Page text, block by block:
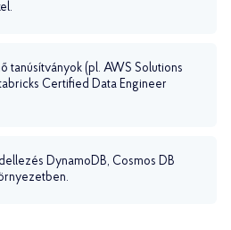
tanúsítványok (pl. AWS Solutions
Certified Data Engineer
DynamoDB, Cosmos DB